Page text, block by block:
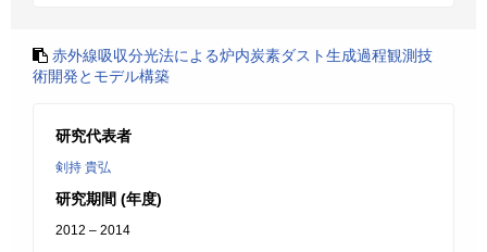
赤外線吸収分光法による炉内炭素ダスト生成過程観測技
術開発とモデル構築
研究代表者
剣持 貴弘
研究期間 (年度)
2012 – 2014